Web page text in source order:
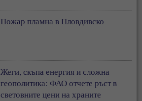
Пожар пламна в Пловдивско
Жеги, скъпа енергия и сложна
геополитика: ФАО отчете ръст в
световните цени на храните